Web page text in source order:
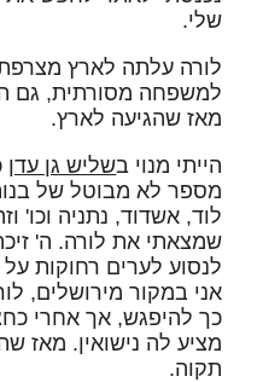
שלי.
למשפחה מסורתית, גם
מאז שהגיעה לארץ.
הייתי מנוי בשליש גן עדן
מספר לא מבוטל של
לוד, אשדוד, נתניה וכו'
שמצאתי את לורה. ה'
לנסוע לערים רחוקות
אני במקור מירושלים,
כך להיפגש, אך אחרי
מציע לה נישואין. מאז
תקוה.